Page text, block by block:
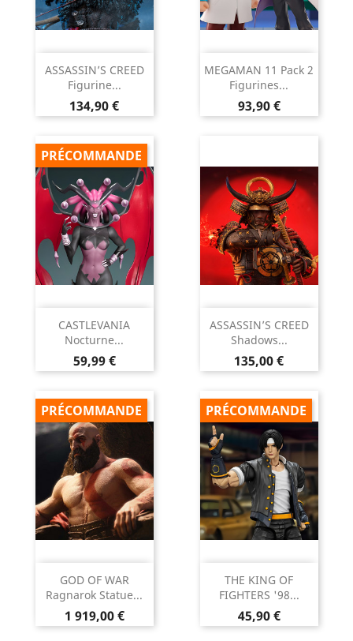
ASSASSIN’S CREED
Figurine...
Prix
134,90 €
MEGAMAN 11 Pack 2
Figurines...
Prix
93,90 €
CASTLEVANIA
Nocturne...
Prix
59,99 €
PRÉCOMMANDE
ASSASSIN’S CREED
Shadows...
Prix
135,00 €
GOD OF WAR
Ragnarok Statue...
Prix
1 919,00 €
PRÉCOMMANDE
THE KING OF
FIGHTERS '98...
Prix
45,90 €
PRÉCOMMANDE